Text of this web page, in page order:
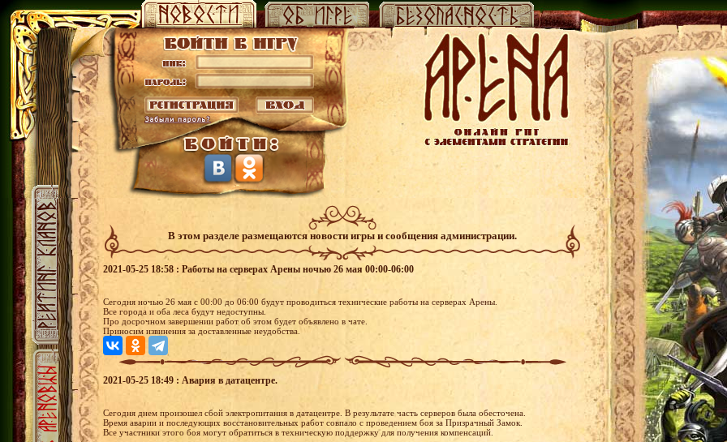
В этом разделе размещаются новости игры и сообщения администрации.
2021-05-25 18:58 : Работы на серверах Арены ночью 26 мая 00:00-06:00
Сегодня ночью 26 мая с 00:00 до 06:00 будут проводиться технические работы на серверах Арены.
Все города и оба леса будут недоступны.
Про досрочном завершении работ об этом будет объявлено в чате.
Приносим извинения за доставленные неудобства.
2021-05-25 18:49 : Авария в датацентре.
Сегодня днем произошел сбой электропитания в датацентре. В результате часть серверов была обесточена.
Время аварии и последующих восстановительных работ совпало с проведением боя за Призрачный Замок.
Все участники этого боя могут обратиться в техническую поддержку для получения компенсаций.